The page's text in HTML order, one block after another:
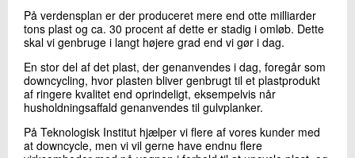
+45 72 20 25 06
Send e-mail
Skriv til mig
På verdensplan er der produceret mere end otte milliarder
tons plast og ca. 30 procent af dette er stadig i omløb. Dette
skal vi genbruge i langt højere grad end vi gør i dag.
En stor del af det plast, der genanvendes i dag, foregår som
downcycling, hvor plasten bliver genbrugt til et plastprodukt
af ringere kvalitet end oprindeligt, eksempelvis når
husholdningsaffald genanvendes til gulvplanker.
På Teknologisk Institut hjælper vi flere af vores kunder med
at downcycle, men vi vil gerne have endnu flere